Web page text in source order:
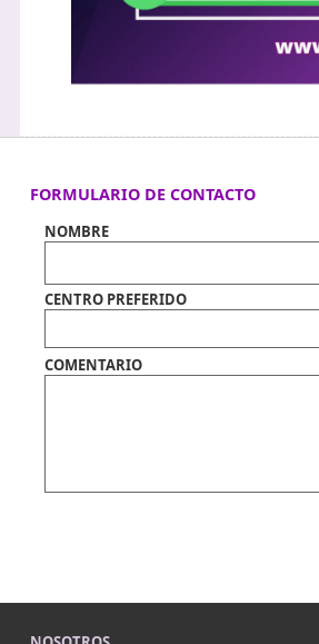
FORMULARIO DE CONTACTO
NOMBRE
CENTRO PREFERIDO
COMENTARIO